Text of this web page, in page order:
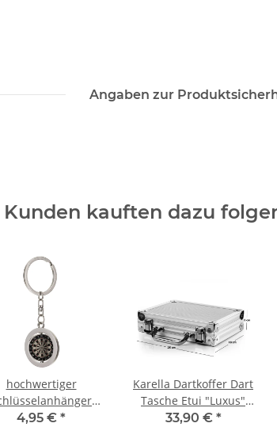
Angaben zur
Kunden kauften dazu
hochwertiger
Dartboard
4,95 € *
Karella Dartkoffer Dart
Tasche Etui "Luxus"
silber/alu
33,90 € *